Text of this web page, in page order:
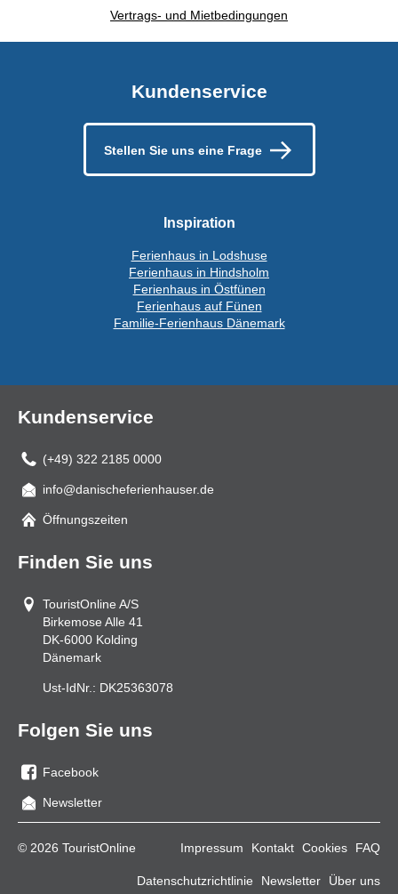
Vertrags- und Mietbedingungen
Kundenservice
Stellen Sie uns eine Frage
Inspiration
Ferienhaus in Lodshuse
Ferienhaus in Hindsholm
Ferienhaus in Östfünen
Ferienhaus auf Fünen
Familie-Ferienhaus Dänemark
Kundenservice
(+49) 322 2185 0000
Mail
info@danischeferienhauser.de
Öffnungszeiten
Finden Sie uns
TouristOnline A/S
Birkemose Alle 41
DK-6000 Kolding
Dänemark
Ust-IdNr.: DK25363078
Folgen Sie uns
Sie
uns
Facebook
Newsletter
© 2026 TouristOnline Impressum Kontakt Cookies FAQ
Datenschutzrichtlinie Newsletter Über uns